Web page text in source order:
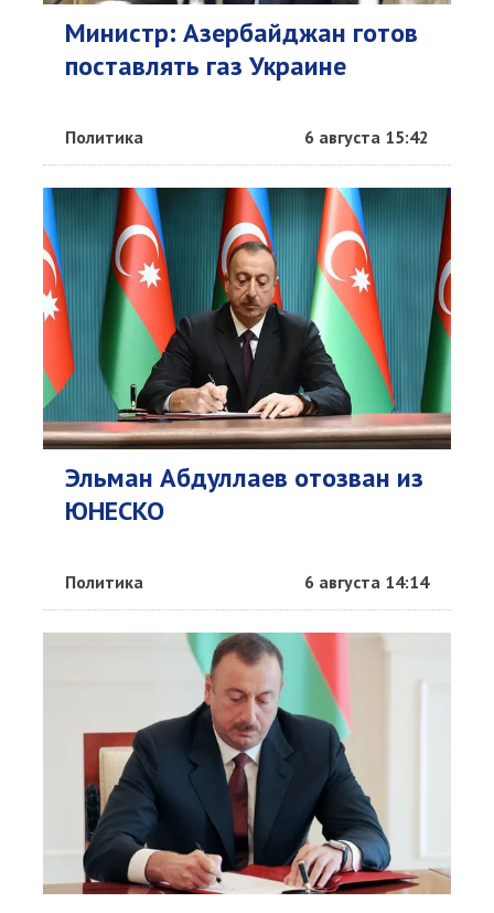
Министр: Азербайджан готов
поставлять газ Украине
Политика 6 августа 15:42
Эльман Абдуллаев отозван из
ЮНЕСКО
Политика 6 августа 14:14